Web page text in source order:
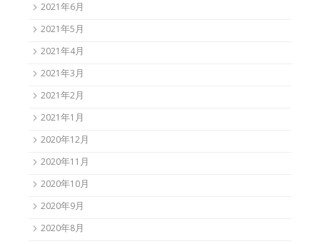
2021年6月
2021年5月
2021年4月
2021年3月
2021年2月
2021年1月
2020年12月
2020年11月
2020年10月
2020年9月
2020年8月